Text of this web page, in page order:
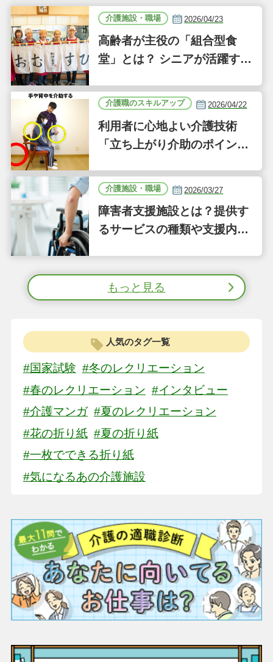
介護施設・職場 2026/04/23
高齢者が主役の「組合型食
堂」とは？ シニアが活躍する
D」に注目｜気になるあの介
護施設
介護職のスキルアップ 2026/04/22
利用者に心地よい介護技術
「立ち上がり介助のポイン
（41）
介護施設・職場 2026/03/27
障害者支援施設とは？提供す
るサービスの種類や支援内容
もっと見る
人気のタグ一覧
#国家試験 #冬のレクリエーション
#春のレクリエーション #インタビュー
#介護マンガ #夏のレクリエーション
#花の折り紙 #夏の折り紙
#一枚でできる折り紙
#気になるあの介護施設